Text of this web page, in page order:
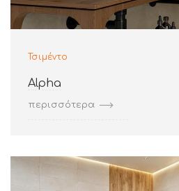
Τσιμέντο
Alpha
περισσότερα